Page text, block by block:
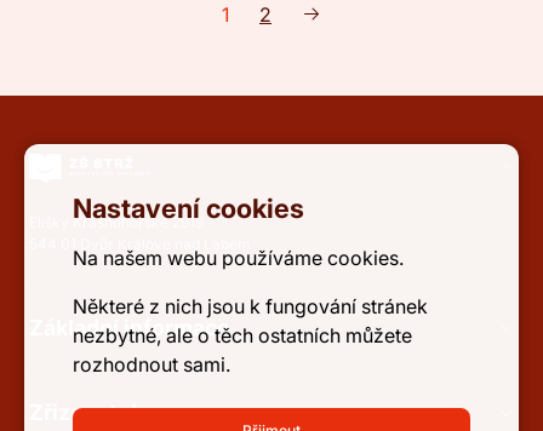
1 2
Elišky Krásnohorské 2919
Základní informace
Zřizovatel
Nastavení cookies
Na našem webu používáme cookies.
Některé z nich jsou k fungování stránek
nezbytné, ale o těch ostatních můžete
rozhodnout sami.